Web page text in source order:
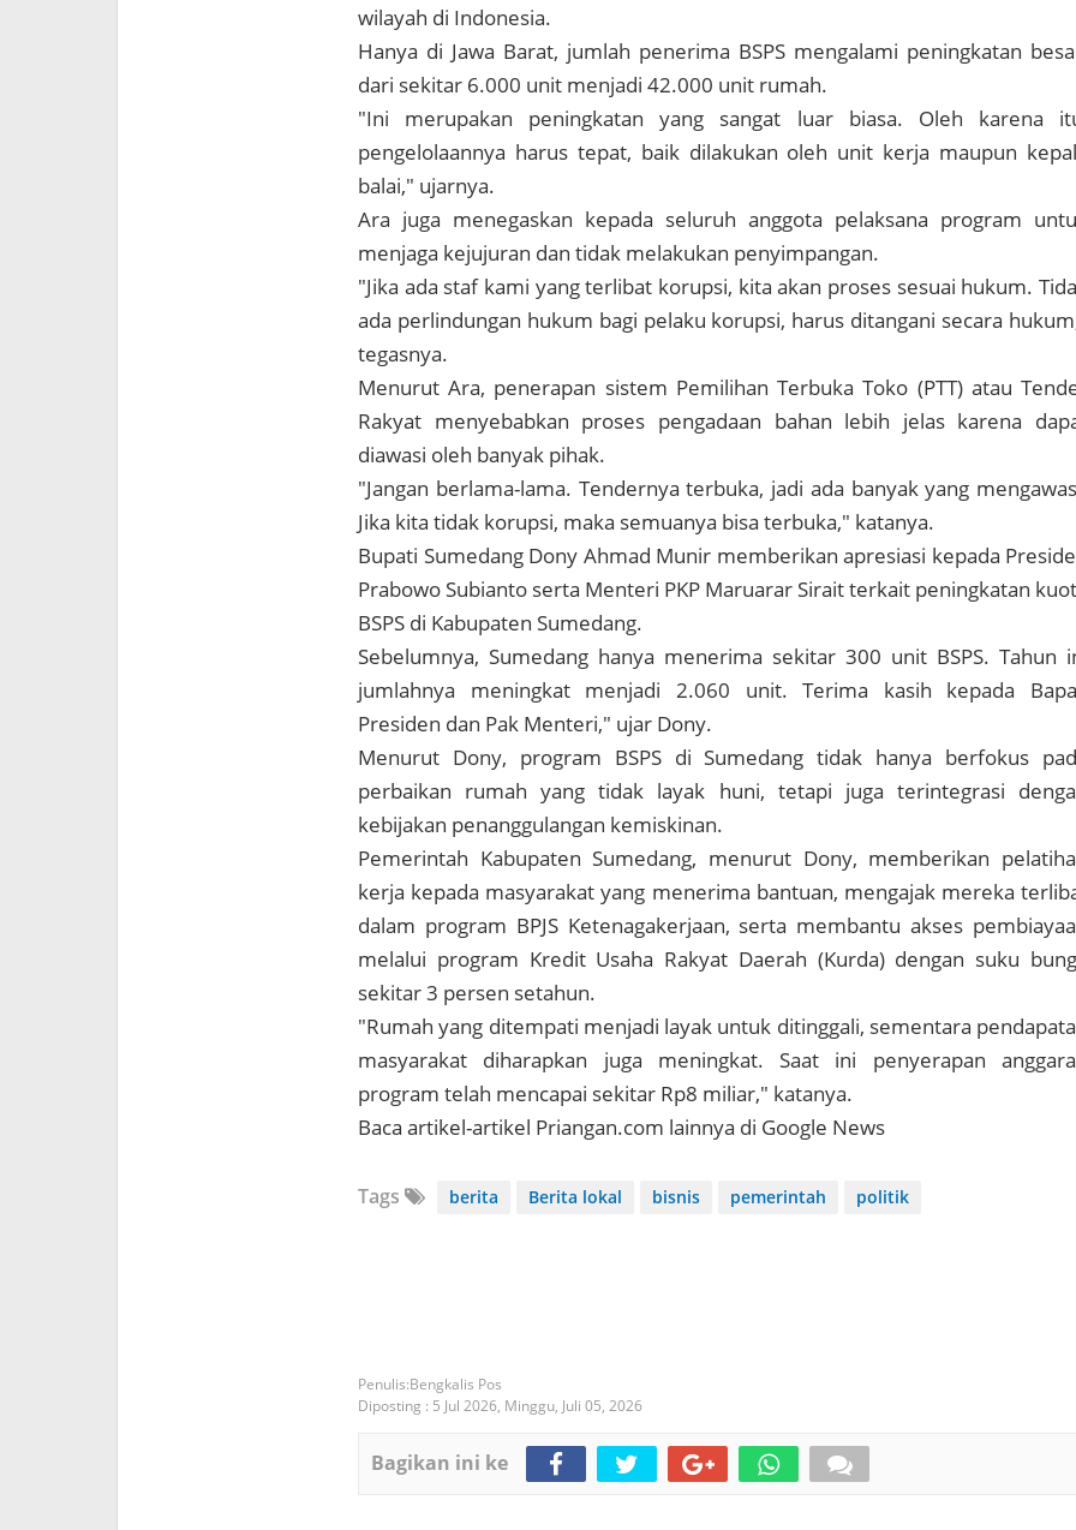
wilayah di Indonesia.
Hanya di Jawa Barat, jumlah penerima BSPS mengalami peningkatan
dari sekitar 6.000 unit menjadi 42.000 unit rumah.
"Ini merupakan peningkatan yang sangat luar biasa. Oleh karena
pengelolaannya harus tepat, baik dilakukan oleh unit kerja maupun
balai," ujarnya.
Ara juga menegaskan kepada seluruh anggota pelaksana program
menjaga kejujuran dan tidak melakukan penyimpangan.
"Jika ada staf kami yang terlibat korupsi, kita akan proses sesuai hukum.
ada perlindungan hukum bagi pelaku korupsi, harus ditangani secara
tegasnya.
Menurut Ara, penerapan sistem Pemilihan Terbuka Toko (PTT) atau
Rakyat menyebabkan proses pengadaan bahan lebih jelas karena
diawasi oleh banyak pihak.
"Jangan berlama-lama. Tendernya terbuka, jadi ada banyak yang
Jika kita tidak korupsi, maka semuanya bisa terbuka," katanya.
Bupati Sumedang Dony Ahmad Munir memberikan apresiasi kepada
Prabowo Subianto serta Menteri PKP Maruarar Sirait terkait peningkatan
BSPS di Kabupaten Sumedang.
Sebelumnya, Sumedang hanya menerima sekitar 300 unit BSPS. Tahun
jumlahnya meningkat menjadi 2.060 unit. Terima kasih kepada
Presiden dan Pak Menteri," ujar Dony.
Menurut Dony, program BSPS di Sumedang tidak hanya berfokus
perbaikan rumah yang tidak layak huni, tetapi juga terintegrasi
kebijakan penanggulangan kemiskinan.
Pemerintah Kabupaten Sumedang, menurut Dony, memberikan
kerja kepada masyarakat yang menerima bantuan, mengajak mereka
dalam program BPJS Ketenagakerjaan, serta membantu akses
melalui program Kredit Usaha Rakyat Daerah (Kurda) dengan suku
sekitar 3 persen setahun.
"Rumah yang ditempati menjadi layak untuk ditinggali, sementara
masyarakat diharapkan juga meningkat. Saat ini penyerapan
program telah mencapai sekitar Rp8 miliar," katanya.
Baca artikel-artikel Priangan.com lainnya di Google News
Tags berita Berita lokal bisnis pemerintah politik
Bengkalis Pos
Diposting : 5 Jul 2026, Minggu, Juli 05, 2026
Bagikan ini ke